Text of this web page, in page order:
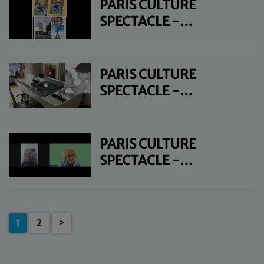
PARIS CULTURE
SPECTACLE -
PARIS CULTURE
SPECTACLE -
PARIS CULTURE
SPECTACLE -
1 2 >